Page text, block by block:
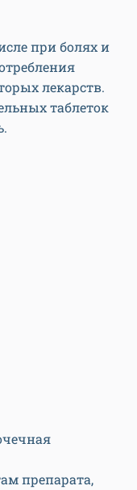
при болях и
лекарств.
таблеток
препарата,